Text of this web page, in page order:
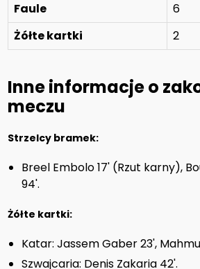
Faule
6
Żółte kartki
2
Inne informacje o
meczu
Strzelcy bramek:
Breel Embolo 17' (Rzut karny),
94'.
Żółte kartki:
Katar: Jassem Gaber 23',
Szwajcaria: Denis Zakaria 42'.